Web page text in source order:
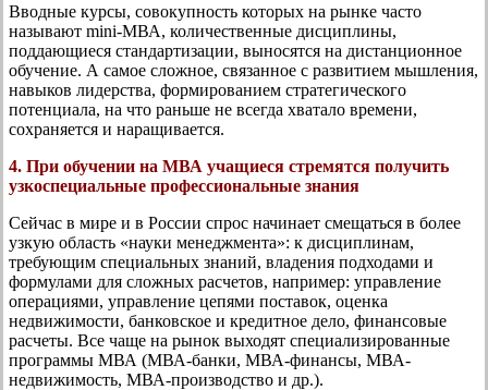
Вводные курсы, совокупность которых на рынке часто
называют mini-МВА, количественные дисциплины,
поддающиеся стандартизации, выносятся на дистанционное
обучение. А самое сложное, связанное с развитием мышления,
навыков лидерства, формированием стратегического
потенциала, на что раньше не всегда хватало времени,
сохраняется и наращивается.
4. При обучении на МВА учащиеся стремятся получить
узкоспециальные профессиональные знания
Сейчас в мире и в России спрос начинает смещаться в более
узкую область «науки менеджмента»: к дисциплинам,
требующим специальных знаний, владения подходами и
формулами для сложных расчетов, например: управление
операциями, управление цепями поставок, оценка
недвижимости, банковское и кредитное дело, финансовые
расчеты. Все чаще на рынок выходят специализированные
программы МВА (МВА-банки, МВА-финансы, МВА-
недвижимость, МВА-производство и др.).